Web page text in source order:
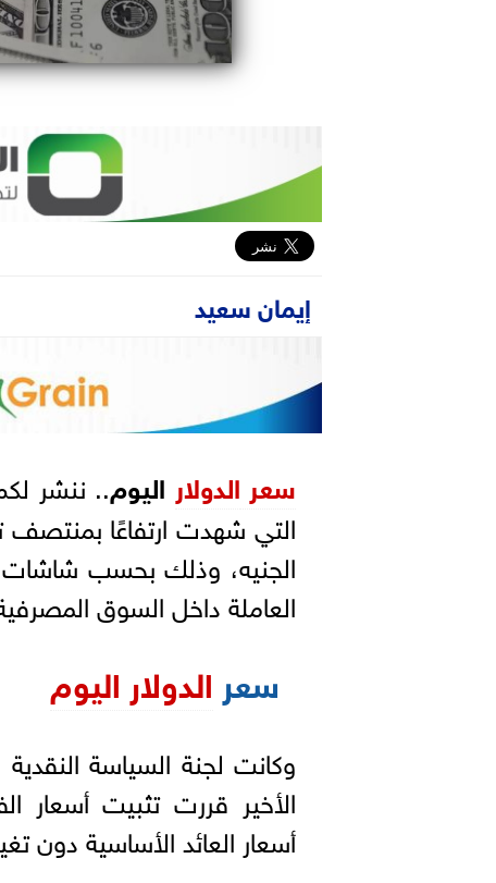
إيمان سعيد
سعر الدولار اليوم.. ننشر
الجنيه، وذلك بحسب شاشات
العاملة داخل السوق
سعر الدولار اليوم
وكانت لجنة السياسة
الأخير قررت تثبيت أسعار
أسعار العائد الأساسية دون